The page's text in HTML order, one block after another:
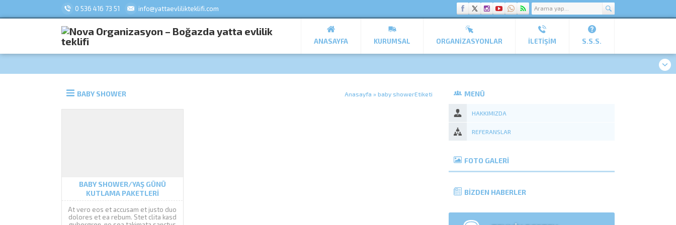
0 536 416 73 51 info@yattaevlilikteklifi.com
ANASAYFA KURUMSAL ORGANİZASYONLAR İLETIŞIM S.S.S.
BABY SHOWER Anasayfa » baby showerEtiketi
BABY SHOWER/YAŞ GÜNÜ
KUTLAMA PAKETLERI
At vero eos et accusam et justo duo
dolores et ea rebum. Stet clita kasd
MENÜ
HAKKIMIZDA
REFERANSLAR
FOTO GALERİ
BİZDEN HABERLER